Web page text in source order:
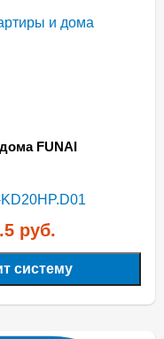
FUNAI
руб.
систему